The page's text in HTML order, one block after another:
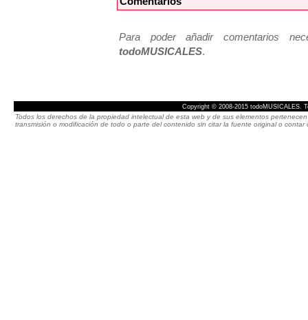
Para poder añadir comentarios
todoMUSICALES.
Copyright © 2008-2015 todoMUSICALES.
Todos los derechos de la propiedad intelectual de esta web y de sus elementos
transmisión o modificación de todo o parte del contenido sin citar la fuente original o